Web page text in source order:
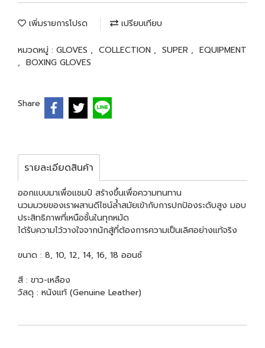
เพิ่มรายการโปรด เปรียบเทียบ
หมวดหมู่ : GLOVES , COLLECTION , SUPER , EQUIPMENT
, BOXING GLOVES
Share
รายละเอียดสินค้า
ออกแบบมาเพื่อแชมป์ สร้างขึ้นเพื่อความทนทาน
นวมมวยของเราผสานดีไซน์ล้ำสมัยเข้ากับการปกป้องระดับสูง มอบ
ประสิทธิภาพที่เหนือชั้นในทุกหมัด
ได้รับความไว้วางใจจากนักสู้ที่ต้องการความเป็นเลิศอย่างแท้จริง
ขนาด : 8, 10, 12, 14, 16, 18 ออนซ์
สี : ขาว-เหลือง
วัสดุ : หนังแท้ (Genuine Leather)